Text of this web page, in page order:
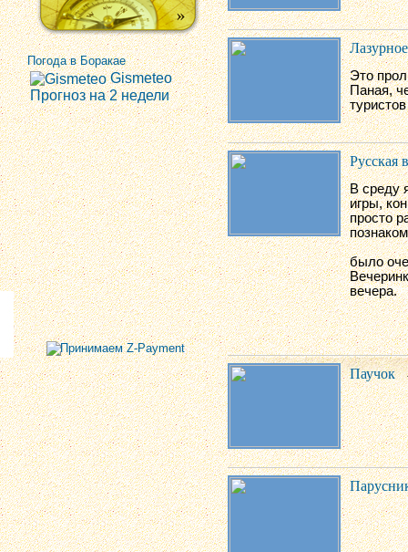
Погода в Боракае
Gismeteo
Прогноз на 2 недели
Это
Паная,
Русская
В среду
игры,
просто
было
вечера.
Паучок